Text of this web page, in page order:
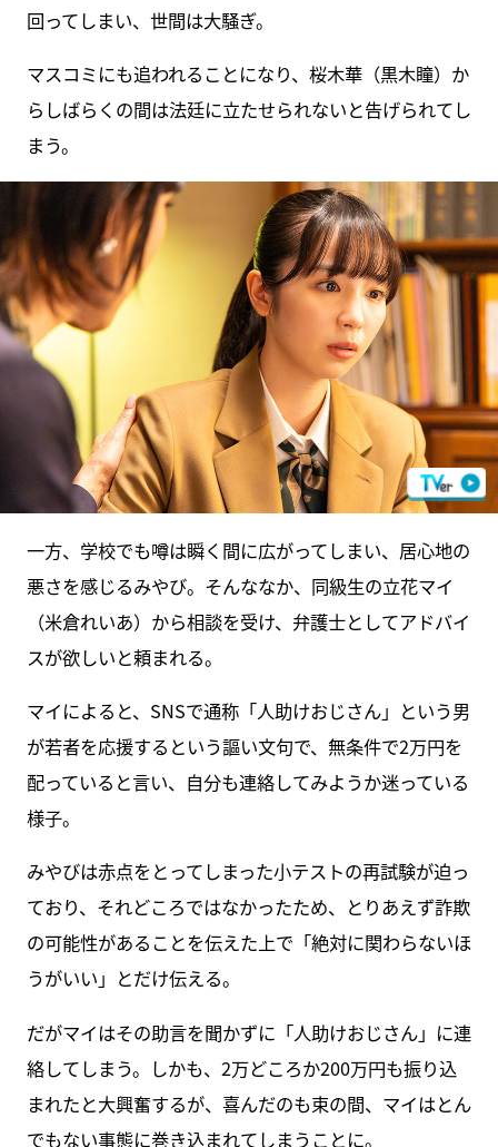
回ってしまい、世間は大騒ぎ。
マスコミにも追われることになり、桜木華（黒木瞳）か
らしばらくの間は法廷に立たせられないと告げられてし
まう。
一方、学校でも噂は瞬く間に広がってしまい、居心地の
悪さを感じるみやび。そんななか、同級生の立花マイ
（米倉れいあ）から相談を受け、弁護士としてアドバイ
スが欲しいと頼まれる。
マイによると、SNSで通称「人助けおじさん」という男
が若者を応援するという謳い文句で、無条件で2万円を
配っていると言い、自分も連絡してみようか迷っている
様子。
みやびは赤点をとってしまった小テストの再試験が迫っ
ており、それどころではなかったため、とりあえず詐欺
の可能性があることを伝えた上で「絶対に関わらないほ
うがいい」とだけ伝える。
だがマイはその助言を聞かずに「人助けおじさん」に連
絡してしまう。しかも、2万どころか200万円も振り込
まれたと大興奮するが、喜んだのも束の間、マイはとん
でもない事態に巻き込まれてしまうことに。